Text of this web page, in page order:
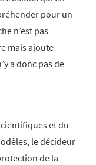
pour un
n’est pas
mais ajoute
a donc pas de
et du
le décideur
de la